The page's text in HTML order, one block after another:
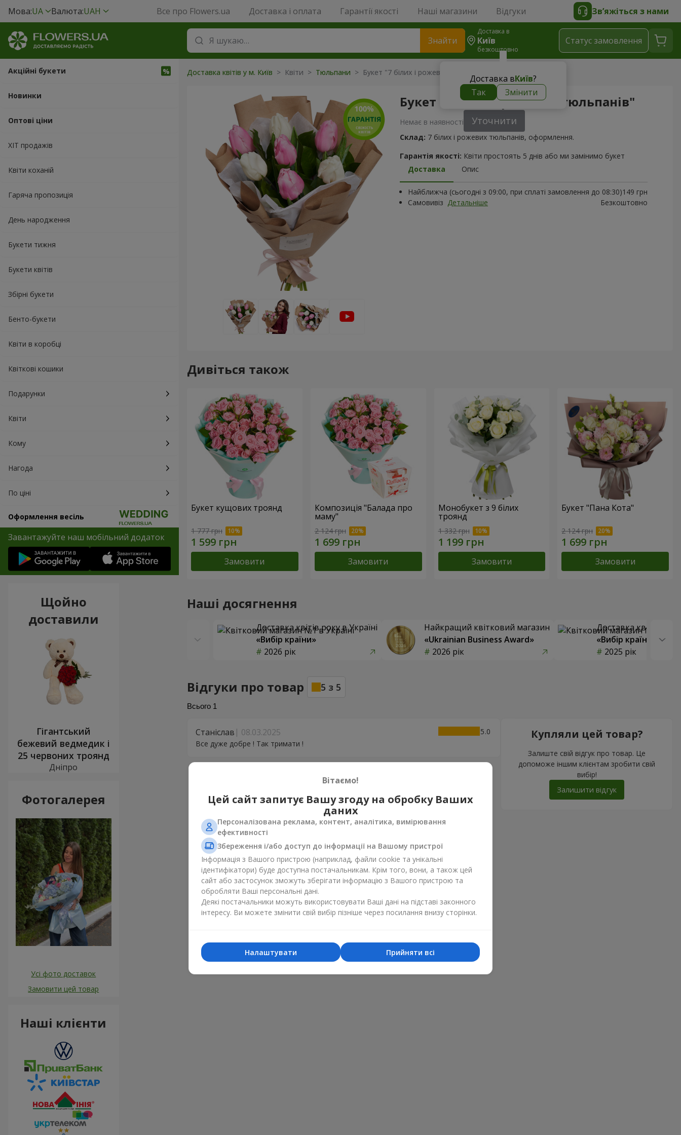
Мова:UA Валюта:UAH Все про Flowers.ua Доставка і оплата Гарантії якості Наші магазини Відгуки Зв’яжіться з нами
Знайти
Доставка в
Київ
безкоштовно
Доставка вКиїв?
Так
Змінити
Статус замовлення
Акційні букети
Новинки
Оптові ціни
ХІТ продажів
Квіти коханій
Гаряча пропозиція
День народження
Букети тижня
Букети квітів
Збірні букети
Бенто-букети
Квіти в коробці
Квіткові кошики
Подарунки
Квіти
Кому
Нагода
По ціні
Оформлення весіль
Завантажуйте наш мобільний додаток
Доставка квітів у м. Київ > Квіти > Тюльпани > Букет "7 білих і рожевих тюльпанів"
Букет "7 білих і рожевих тюльпанів"
Немає в наявності Уточнити
Склад: 7 білих і рожевих тюльпанів, оформлення.
Гарантія якості: Квіти простоять 5 днів або ми замінимо букет
Доставка
Опис
Найближча (сьогодні з 09:00, при сплаті замовлення до 08:30)149 грн
Самовивіз Детальніше Безкоштовно
Дивіться також
Букет кущових троянд
1 777 грн
Замовити
Композиція "Балада про
маму"
2 124 грн
Замовити
Монобукет з 9 білих
троянд
1 332 грн
Замовити
Букет "Пана Кота"
2 124 грн
Замовити
Наші досягнення
Доставка квітів року в Україні
«Вибір країни»
2026 рік
Найкращий квітковий магазин
«Ukrainian Business Award»
2026 рік
Доставка квітів
«Вибір країни»
2025 рік
Відгуки про товар 5 з 5
Всього 1
Станіслав 08.03.2025
5
Все дуже добре ! Так тримати !
Купляли цей товар?
Залиште свій відгук про товар. Це
допоможе іншим клієнтам зробити свій
вибір!
Залишити відгук
Щойно
доставили
Гігантський
бежевий ведмедик і
25 червоних троянд
Дніпро
Фотогалерея
Усі фото доставок
Замовити цей товар
Наші клієнти
Вітаємо!
Цей сайт запитує Вашу згоду на обробку Ваших
даних
Персоналізована реклама, контент, аналітика, вимірювання
ефективності
Збереження і/або доступ до інформації на Вашому пристрої
Інформація з Вашого пристрою (наприклад, файли cookie та унікальні
ідентифікатори) буде доступна постачальникам. Крім того, вони, а також цей
сайт або застосунок зможуть зберігати інформацію з Вашого пристрою та
обробляти Ваші персональні дані.
Деякі постачальники можуть використовувати Ваші дані на підставі законного
інтересу. Ви можете змінити свій вибір пізніше через посилання внизу сторінки.
Прийняти всі
Налаштувати